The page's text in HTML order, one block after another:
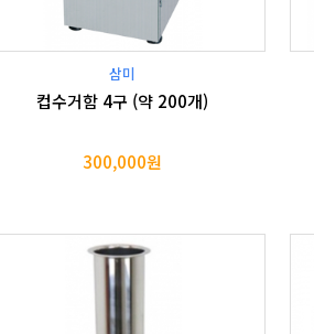
삼미
컵수거함 4구 (약 200개)
300,000원